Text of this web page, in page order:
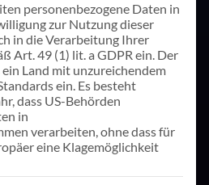
KLARE PERSPEKTIVEN
Zukunft
personenbezogene Daten in
zur Nutzung dieser
in die Verarbeitung Ihrer
Art. 49 (1) lit. a GDPR ein. Der
Land mit unzureichendem
ein. Es besteht
dass US-Behörden
in
verarbeiten, ohne dass für
eine Klagemöglichkeit